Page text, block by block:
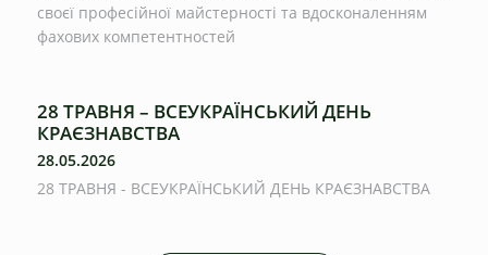
своєї професійної майстерності та вдосконаленням
фахових компетентностей
28 ТРАВНЯ – ВСЕУКРАЇНСЬКИЙ ДЕНЬ
КРАЄЗНАВСТВА
28.05.2026
28 ТРАВНЯ - ВСЕУКРАЇНСЬКИЙ ДЕНЬ КРАЄЗНАВСТВА